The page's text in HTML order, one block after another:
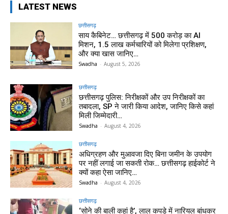
LATEST NEWS
छत्तीसगढ़
साय कैबिनेट… छत्तीसगढ़ में 500 करोड़ का AI
मिशन, 1.5 लाख कर्मचारियों को मिलेगा प्रशिक्षण,
और क्या खास जानिए…
Swadha - August 5, 2026
छत्तीसगढ़
छत्तीसगढ़ पुलिस: निरीक्षकों और उप निरीक्षकों का
तबादला, SP ने जारी किया आदेश, जानिए किसे कहां
मिली जिम्मेदारी…
Swadha - August 4, 2026
छत्तीसगढ़
अधिग्रहण और मुआवजा दिए बिना जमीन के उपयोग
पर नहीं लगाई जा सकती रोक… छत्तीसगढ़ हाईकोर्ट ने
क्यों कहा ऐसा जानिए…
Swadha - August 4, 2026
छत्तीसगढ़
‘सोने की बाली कहां है’, लाल कपड़े में नारियल बांधकर